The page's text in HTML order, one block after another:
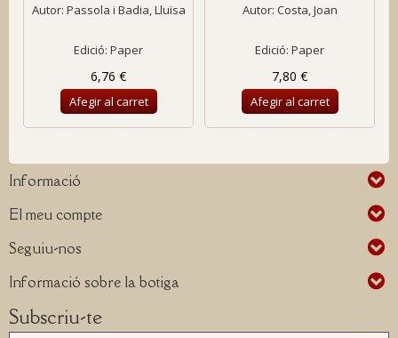
Autor: Passola i Badia, Lluïsa
Edició: Paper
6,76 €
Afegir al carret
Autor: Costa, Joan
Edició: Paper
7,80 €
Afegir al carret
Informació
El meu compte
Seguiu-nos
Informació sobre la botiga
Subscriu-te